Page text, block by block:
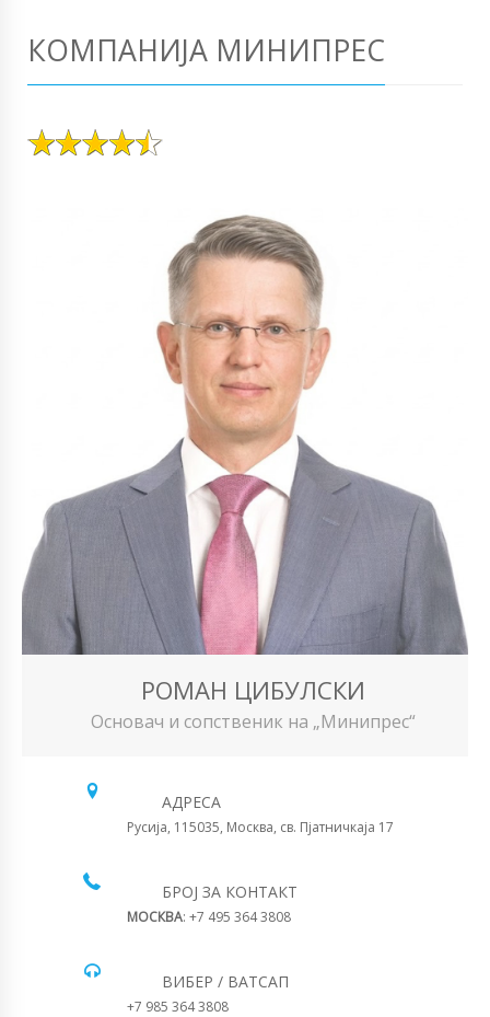
КОМПАНИЈА МИНИПРЕС
РОМАН ЦИБУЛСКИ
Основач и сопственик на „Минипрес“
АДРЕСА
Русија, 115035, Москва, св. Пјатничкаја 17
БРОЈ ЗА КОНТАКТ
МОСКВА: +7 495 364 3808
ВИБЕР / ВАТСАП
+7 985 364 3808